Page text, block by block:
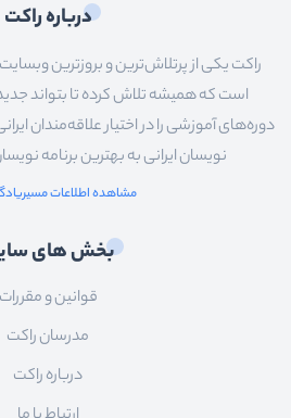
درباره راکت
راکت یکی از پرتلاش‌ترین و بروزترین
است که همیشه تلاش کرده تا بتواند
دوره‌های آموزشی را در اختیار علاقه‌مندان
نویسان ایرانی به بهترین برنامه
مشاهده اطلاعات
بخش های
قوانین و مقررات
مدرسان راکت
درباره راکت